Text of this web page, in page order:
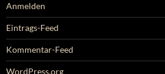
Anmelden
Eintrags-Feed
Kommentar-Feed
WordPress.org